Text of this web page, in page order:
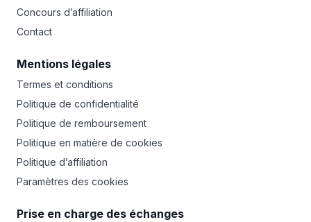
Concours d’affiliation
Contact
Mentions légales
Termes et conditions
Politique de confidentialité
Politique de remboursement
Politique en matière de cookies
Politique d’affiliation
Paramètres des cookies
Prise en charge des échanges